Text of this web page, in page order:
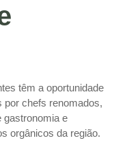
têm a oportunidade
por chefs renomados,
gastronomia e
orgânicos da região.